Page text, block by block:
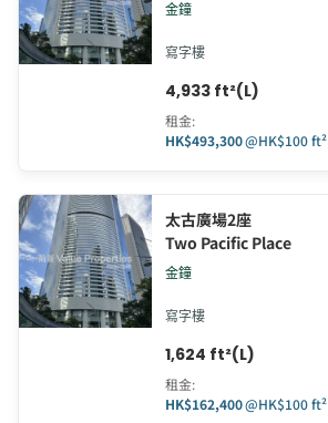
金鐘
寫字樓
4,933 ft²(L)
租金:
HK$493,300@HK$100 ft²
太古廣場2座
Two Pacific Place
金鐘
寫字樓
1,624 ft²(L)
租金:
HK$162,400@HK$100 ft²